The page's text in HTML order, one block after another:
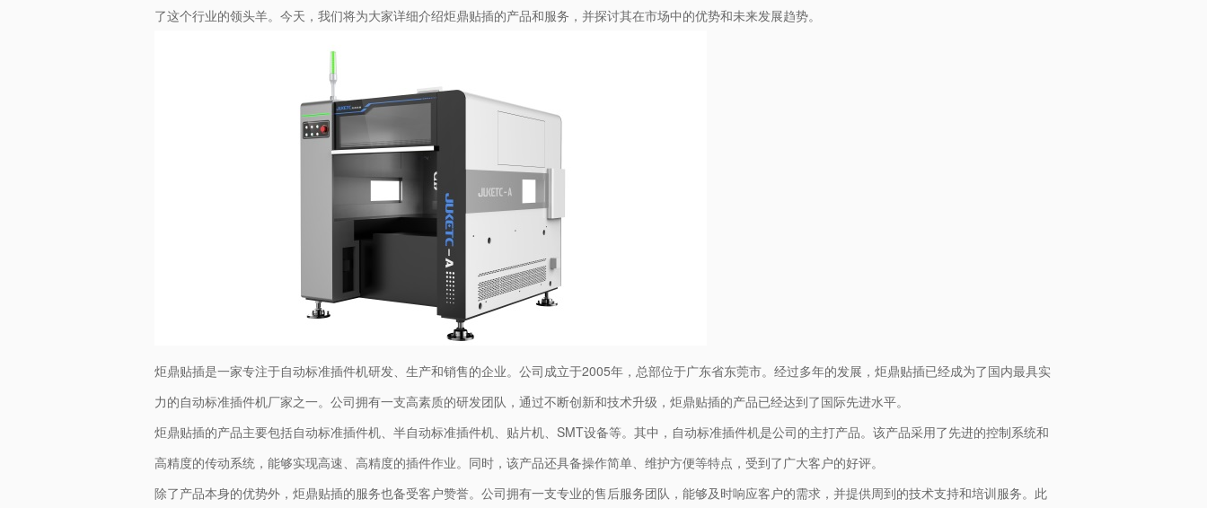
了这个行业的领头羊。今天，我们将为大家详细介绍炬鼎贴插的产品和服务，并探讨其在市场中的优势和未来发展趋势。
炬鼎贴插是一家专注于自动标准插件机研发、生产和销售的企业。公司成立于2005年，总部位于广东省东莞市。经过多年的发展，炬鼎贴插已经成为了国内最具实
力的自动标准插件机厂家之一。公司拥有一支高素质的研发团队，通过不断创新和技术升级，炬鼎贴插的产品已经达到了国际先进水平。
炬鼎贴插的产品主要包括自动标准插件机、半自动标准插件机、贴片机、SMT设备等。其中，自动标准插件机是公司的主打产品。该产品采用了先进的控制系统和
高精度的传动系统，能够实现高速、高精度的插件作业。同时，该产品还具备操作简单、维护方便等特点，受到了广大客户的好评。
除了产品本身的优势外，炬鼎贴插的服务也备受客户赞誉。公司拥有一支专业的售后服务团队，能够及时响应客户的需求，并提供周到的技术支持和培训服务。此